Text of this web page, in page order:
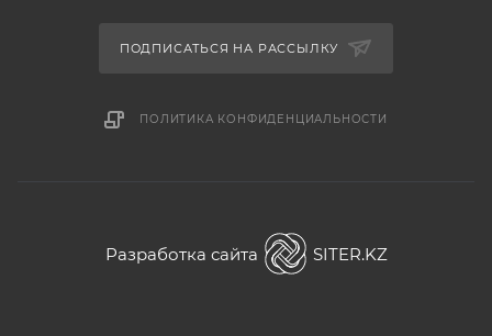
ПОДПИСАТЬСЯ НА РАССЫЛКУ
ПОЛИТИКА КОНФИДЕНЦИАЛЬНОСТИ
Разработка сайта SITER.KZ